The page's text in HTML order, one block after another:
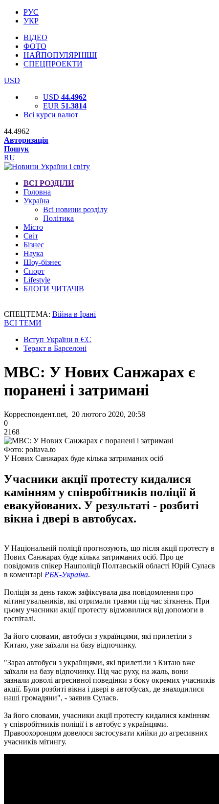
РУС
УКР
ВІДЕО
ФОТО
НАЙПОПУЛЯРНІШІ
СПЕЦПРОЕКТИ
USD
USD 44.4962
EUR 51.3814
Всі курси валют
44.4962
Авторизація
Пошук
RU
ВСІ РОЗДІЛИ
Головна
Україна
Всі новини розділу
Політика
Місто
Світ
Бізнес
Наука
Шоу-бізнес
Спорт
Lifestyle
БЛОГИ ЧИТАЧІВ
СПЕЦТЕМА: Війна в Ірані
ВСІ ТЕМИ
Вступ України в ЄС
Теракт в Барселоні
МВС: У Нових Санжарах є
поранені і затримані
Корреспондент.net, 20 лютого 2020, 20:58
0
2168
Фото: poltava.to
У Нових Санжарах буде кілька затриманих осіб
Учасники акції протесту кидалися
камінням у співробітників поліції й
евакуйованих. У результаті - розбиті
вікна і двері в автобусах.
У Національній поліції прогнозують, що після акції протесту в
Нових Санжарах буде кілька затриманих осіб. Про це
повідомив спікер Нацполіції Полтавській області Юрій Сулаєв
в коментарі РБК-Україна.
Поліція за день також зафіксувала два повідомлення про
мітингувальників, які отримали травми під час зіткнень. При
цьому учасники акції протесту відмовилися від допомоги в
госпіталі.
За його словами, автобуси з українцями, які прилетіли з
Китаю, уже заїхали на базу відпочинку.
"Зараз автобуси з українцями, які прилетіли з Китаю вже
заїхали на базу відпочинку. Під час руху, на жаль, вони
зазнали доволі агресивної поведінки з боку окремих учасників
акції. Були розбиті вікна і двері в автобусах, де знаходилися
наші громадяни", - заявив Сулаєв.
За його словами, учасники акції протесту кидалися камінням
у співробітників поліції і в автобус з українцями.
Правоохоронцям довелося застосувати кийки до агресивних
учасників мітингу.